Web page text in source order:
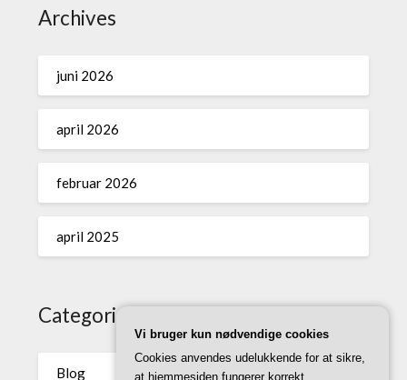
Archives
juni 2026
april 2026
februar 2026
april 2025
Categories
Blog
Vi bruger kun nødvendige cookies
Cookies anvendes udelukkende for at sikre,
at hjemmesiden fungerer korrekt.